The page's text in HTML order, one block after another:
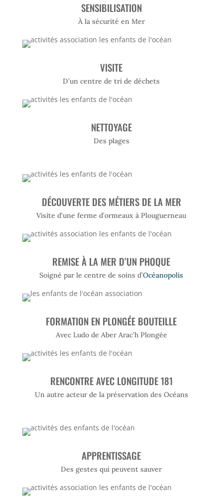
SENSIBILISATION
À la sécurité en Mer
VISITE
D’un centre de tri de déchets
NETTOYAGE
Des plages
DÉCOUVERTE DES MÉTIERS DE LA MER
Visite d’une ferme d’ormeaux à Plouguerneau
REMISE À LA MER D’UN PHOQUE
Soigné par le centre de soins d’Océanopolis
FORMATION EN PLONGÉE BOUTEILLE
Avec Ludo de Aber Arac’h Plongée
RENCONTRE AVEC LONGITUDE 181
Un autre acteur de la préservation des Océans
APPRENTISSAGE
Des gestes qui peuvent sauver